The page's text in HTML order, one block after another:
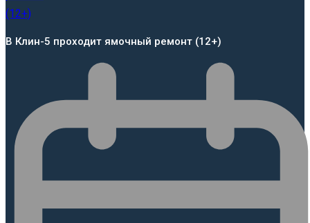
В Клин-5 проходит ямочный ремонт (12+)